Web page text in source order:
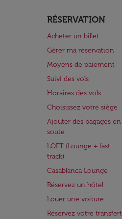
RÉSERVATION
Acheter un billet
Gérer ma réservation
Moyens de paiement
Suivi des vols
Horaires des vols
Choisissez votre siège
Ajouter des bagages en
soute
LOFT (Lounge + fast
track)
Casablanca Lounge
Réservez un hôtel
Louer une voiture
Réservez votre transfert